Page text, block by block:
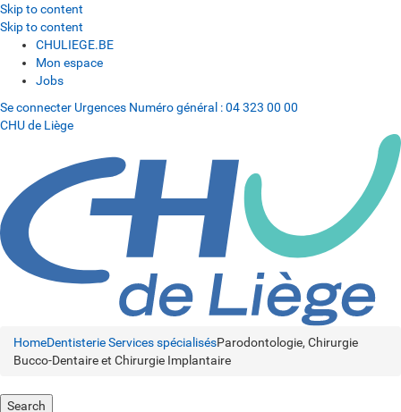
Skip to content
Skip to content
CHULIEGE.BE
Mon espace
Jobs
Se connecter Urgences Numéro général :04 323 00 00
CHU de Liège
HomeDentisterieServices spécialisésParodontologie, Chirurgie
Bucco-Dentaire et Chirurgie Implantaire
Search